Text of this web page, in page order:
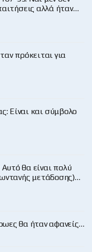
αλλά ήταν…
πρόκειται για
Είναι και σύμβολο
θα είναι πολύ
μετάδοσης)…
θα ήταν αφανείς…